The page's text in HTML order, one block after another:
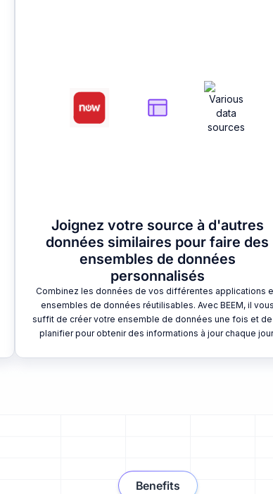
Joignez votre source à d'autres
données similaires pour faire des
ensembles de données
personnalisés
Combinez les données de vos différentes applications
ensembles de données réutilisables. Avec BEEM, il vous
suffit de créer votre ensemble de données une fois et
planifier pour obtenir des informations à jour chaque
Benefits